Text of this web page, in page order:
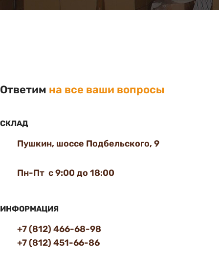
Ответим на все ваши вопросы
СКЛАД
Пушкин, шоссе Подбельского, 9
Пн-Пт с 9:00 до 18:00
ИНФОРМАЦИЯ
+7 (812) 466-68-98
+7 (812) 451-66-86